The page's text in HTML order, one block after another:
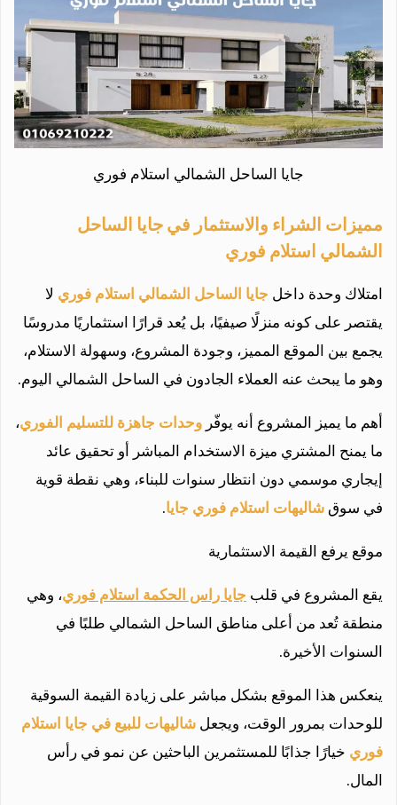
جايا الساحل الشمالي استلام فوري
مميزات الشراء والاستثمار في جايا الساحل
الشمالي استلام فوري
امتلاك وحدة داخلجايا الساحل الشمالي استلام فوري لا
يقتصر على كونه منزلًا صيفيًا، بل يُعد قرارًا استثماريًا مدروسًا
يجمع بين الموقع المميز، وجودة المشروع، وسهولة الاستلام،
وهو ما يبحث عنه العملاء الجادون في الساحل الشمالي اليوم.
أهم ما يميز المشروع أنه يوفّروحدات جاهزة للتسليم الفوري،
ما يمنح المشتري ميزة الاستخدام المباشر أو تحقيق عائد
إيجاري موسمي دون انتظار سنوات للبناء، وهي نقطة قوية
في سوقشاليهات استلام فوري جايا.
موقع يرفع القيمة الاستثمارية
يقع المشروع في قلبجايا راس الحكمة استلام فوري، وهي
منطقة تُعد من أعلى مناطق الساحل الشمالي طلبًا في
السنوات الأخيرة.
ينعكس هذا الموقع بشكل مباشر على زيادة القيمة السوقية
للوحدات بمرور الوقت، ويجعلشاليهات للبيع في جايا استلام
فوريخيارًا جذابًا للمستثمرين الباحثين عن نمو في رأس
المال.